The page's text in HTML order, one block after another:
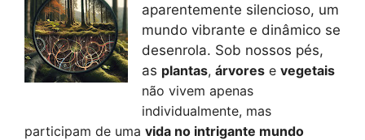
aparentemente silencioso, um
mundo vibrante e dinâmico se
desenrola. Sob nossos pés,
as plantas, árvores e vegetais
não vivem apenas
individualmente, mas
participam de uma vida no intrigante mundo